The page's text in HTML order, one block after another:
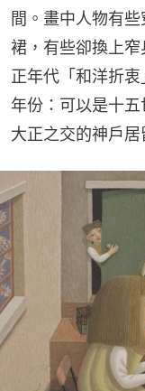
間。畫中人物有
裙，有些卻換上
正年代「和洋折
年份：可以是十
大正之交的神戶